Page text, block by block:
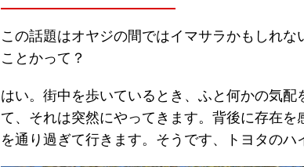
この話題はオヤジの間ではイマサラかもしれ
ことかって？
はい。街中を歩いているとき、ふと何かの気配
て、それは突然にやってきます。背後に存在
を通り過ぎて行きます。そうです、トヨタのハ